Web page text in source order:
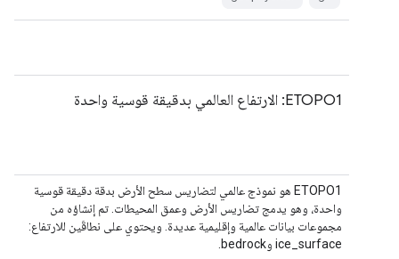
ETOPO1: الارتفاع العالمي بدقيقة قوسية واحدة
‫ETOPO1 هو نموذج عالمي لتضاريس سطح الأرض بدقة دقيقة قوسية
واحدة، وهو يدمج تضاريس الأرض وعمق المحيطات. تم إنشاؤه من
مجموعات بيانات عالمية وإقليمية عديدة. ويحتوي على نطاقَين للارتفاع:
ice_surface وbedrock.